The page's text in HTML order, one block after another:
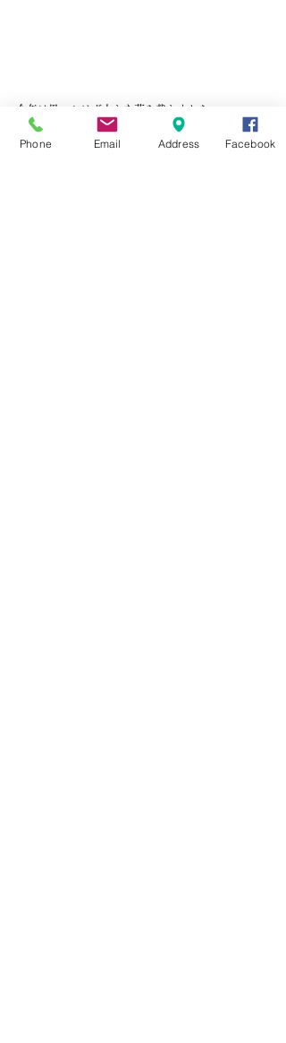
今年は思いかけず大きな蓮を戴きました。
お世話になったお客様から戴き、楽しみです。
Phone Email Address Facebook